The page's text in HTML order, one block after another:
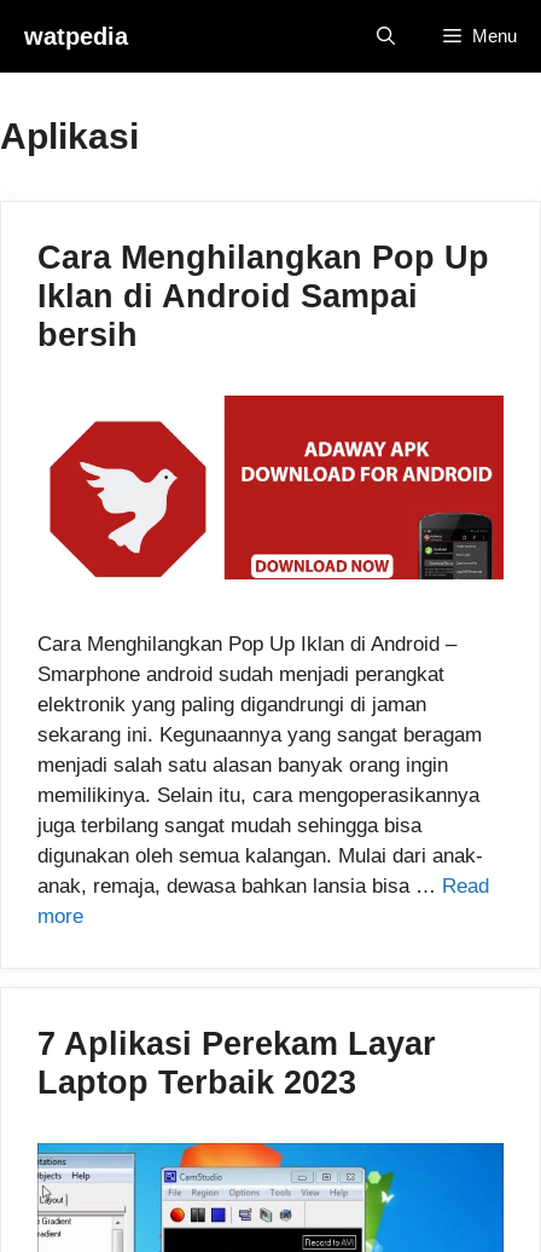
content
watpedia Menu
Aplikasi
Cara Menghilangkan Pop Up
Iklan di Android Sampai
bersih
Cara Menghilangkan Pop Up Iklan di Android –
Smarphone android sudah menjadi perangkat
elektronik yang paling digandrungi di jaman
sekarang ini. Kegunaannya yang sangat beragam
menjadi salah satu alasan banyak orang ingin
memilikinya. Selain itu, cara mengoperasikannya
juga terbilang sangat mudah sehingga bisa
digunakan oleh semua kalangan. Mulai dari anak-
anak, remaja, dewasa bahkan lansia bisa … Read
more
7 Aplikasi Perekam Layar
Laptop Terbaik 2023